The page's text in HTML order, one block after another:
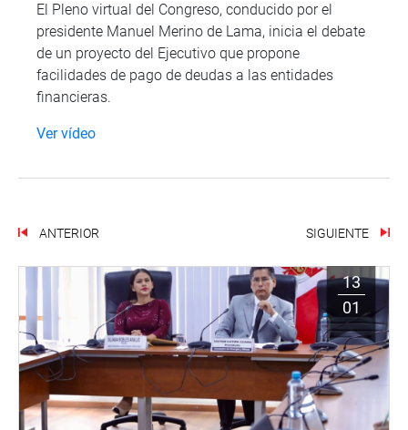
El Pleno virtual del Congreso, conducido por el
presidente Manuel Merino de Lama, inicia el debate
de un proyecto del Ejecutivo que propone
facilidades de pago de deudas a las entidades
financieras.
Ver vídeo
ANTERIOR SIGUIENTE
13
01